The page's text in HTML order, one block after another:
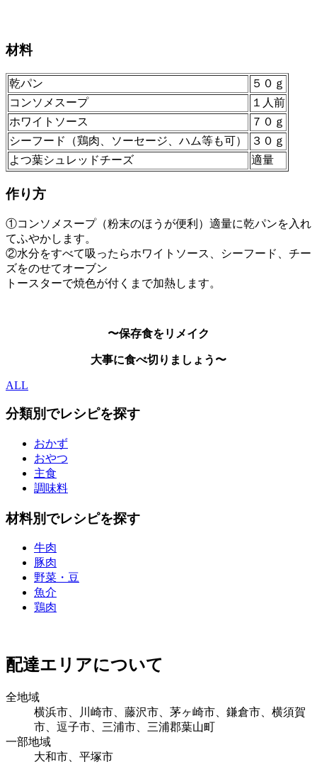
材料
乾パン
５０ｇ
コンソメスープ
１人前
ホワイトソース
７０ｇ
シーフード（鶏肉、ソーセージ、ハム等も可）
３０ｇ
よつ葉シュレッドチーズ
適量
作り方
①コンソメスープ（粉末のほうが便利）適量に乾パンを入れ
てふやかします。
②水分をすべて吸ったらホワイトソース、シーフード、チー
ズをのせてオーブン
トースターで焼色が付くまで加熱します。
〜保存食をリメイク
大事に食べ切りましょう〜
ALL
分類別でレシピを探す
おかず
おやつ
主食
調味料
材料別でレシピを探す
牛肉
豚肉
野菜・豆
魚介
鶏肉
配達エリアについて
全地域
横浜市、川崎市、藤沢市、茅ヶ崎市、鎌倉市、横須賀
市、逗子市、三浦市、三浦郡葉山町
一部地域
大和市、平塚市